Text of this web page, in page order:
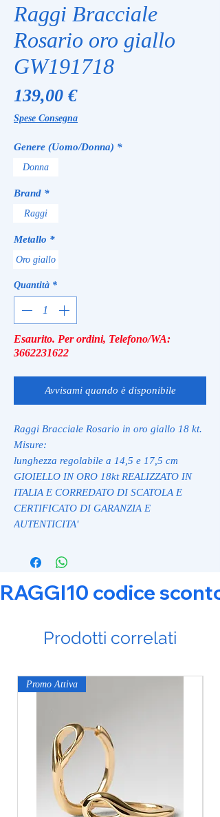
Raggi Bracciale
Rosario oro giallo
GW191718
139,00 €Prezzo
Spese Consegna
Genere (Uomo/Donna) *
Donna
Brand *
Raggi
Metallo *
Oro giallo
Quantità *
Esaurito. Per ordini, Telefono/WA:
3662231622
Avvisami quando è disponibile
Raggi Bracciale Rosario in oro giallo 18 kt.
Misure:
lunghezza regolabile a 14,5 e 17,5 cm
GIOIELLO IN ORO 18kt REALIZZATO IN
ITALIA E CORREDATO DI SCATOLA E
CERTIFICATO DI GARANZIA E
AUTENTICITA'
RAGGI10 codice
Prodotti correlati
Promo Attiva